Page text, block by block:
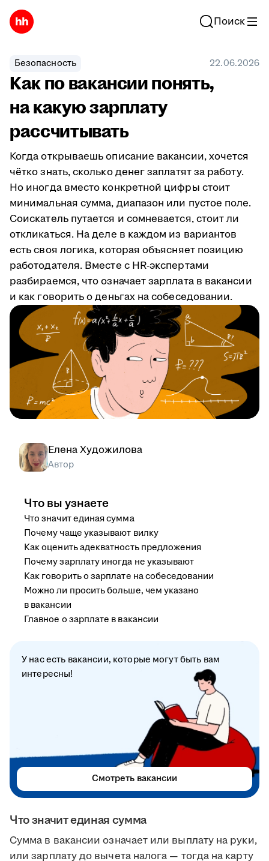
Поиск
Безопасность 22.06.2026
Как по вакансии понять,
на какую зарплату
рассчитывать
Когда открываешь описание вакансии, хочется
чётко знать, сколько денег заплатят за работу.
Но иногда вместо конкретной цифры стоит
минимальная сумма, диапазон или пустое поле.
Соискатель путается и сомневается, стоит ли
откликаться. На деле в каждом из вариантов
есть своя логика, которая объясняет позицию
работодателя. Вместе с HR-экспертами
разбираемся, что означает зарплата в вакансии
и как говорить о деньгах на собеседовании.
Что значит единая сумма
Сумма в вакансии означает или выплату на руки,
или зарплату до вычета налога — тогда на карту
Елена Художилова
Автор
Что вы узнаете
Что значит единая сумма
Почему чаще указывают вилку
Как оценить адекватность предложения
Почему зарплату иногда не указывают
Как говорить о зарплате на собеседовании
Можно ли просить больше, чем указано
в вакансии
Главное о зарплате в вакансии
У нас есть вакансии, которые могут быть вам
интересны!
Смотреть вакансии